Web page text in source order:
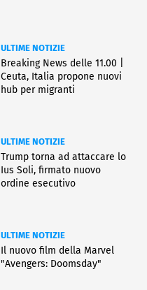
ULTIME NOTIZIE
Breaking News delle 11.00 |
Ceuta, Italia propone nuovi
hub per migranti
ULTIME NOTIZIE
Trump torna ad attaccare lo
Ius Soli, firmato nuovo
ordine esecutivo
ULTIME NOTIZIE
Il nuovo film della Marvel
"Avengers: Doomsday"